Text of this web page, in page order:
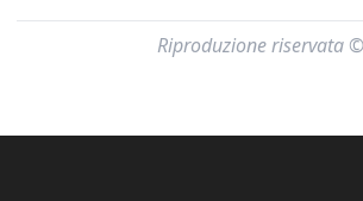
Riproduzione riservata